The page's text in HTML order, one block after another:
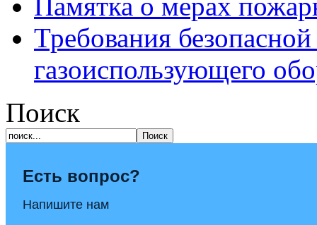
Требования
газоиспользующего
Поиск
Есть вопрос?
Напишите нам